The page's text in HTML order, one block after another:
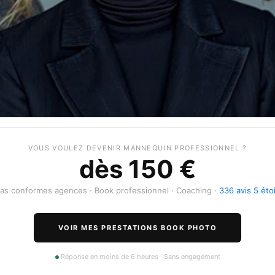
VOUS VOULEZ DEVENIR MANNEQUIN PROFESSIONNEL ?
dès 150 €
conformes agences · Book professionnel · Coaching · 336 avis 5
VOIR MES PRESTATIONS BOOK PHOTO
Réponse en moins de 6 heures · Sans engagement